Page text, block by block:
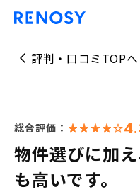
評判・口コミTOPへ
総合評価：
物件選びに加
も高いです。